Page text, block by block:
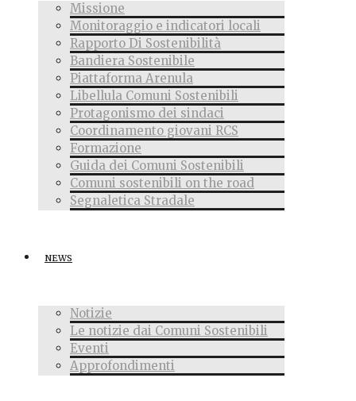
Missione
Monitoraggio e indicatori locali
Rapporto Di Sostenibilità
Bandiera Sostenibile
Piattaforma Arenula
Libellula Comuni Sostenibili
Protagonismo dei sindaci
Coordinamento giovani RCS
Formazione
Guida dei Comuni Sostenibili
Comuni sostenibili on the road
Segnaletica Stradale
NEWS
Notizie
Le notizie dai Comuni Sostenibili
Eventi
Approfondimenti